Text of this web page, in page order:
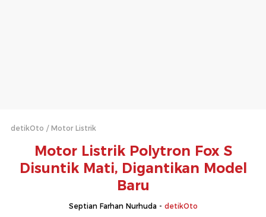
detikOto Motor Listrik
Motor Listrik Polytron Fox S
Disuntik Mati, Digantikan Model
Baru
Septian Farhan Nurhuda - detikOto